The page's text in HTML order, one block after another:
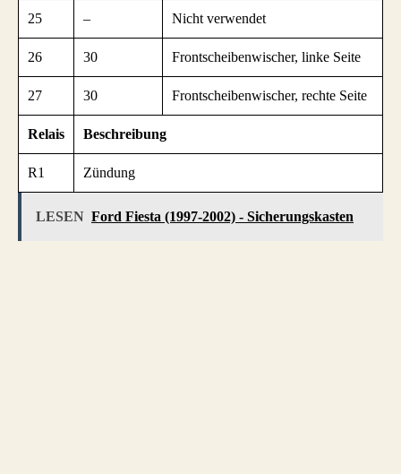
25 – Nicht verwendet
26 30 Frontscheibenwischer, linke Seite
27 30 Frontscheibenwischer, rechte Seite
Relais Beschreibung
R1 Zündung
LESEN Ford Fiesta (1997-2002) - Sicherungskasten